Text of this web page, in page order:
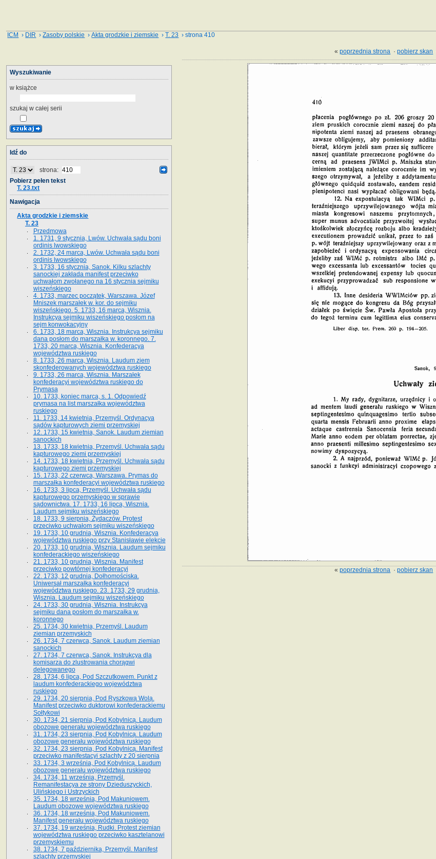
ICM › DIR ›Zasoby polskie ›Akta grodzkie i ziemskie ›T. 23 › strona 410
«poprzednia strona ·pobierz skan
«poprzednia strona ·pobierz skan
Wyszukiwanie
w książce
szukaj w całej serii
Idź do
strona:
Pobierz pełen tekst
T. 23.txt
Nawigacja
Akta grodzkie i ziemskie
T. 23
Przedmowa
1. 1731, 9 stycznia, Lwów. Uchwała sądu boni
ordinis lwowskiego
2. 1732, 24 marca, Lwów. Uchwała sądu boni
ordinis lwowskiego
3. 1733, 16 stycznia, Sanok. Kilku szlachty
sanockiej zakłada manifest przeciwko
uchwałom zwołanego na 16 stycz­nia sejmiku
wiszeńskiego
4. 1733, marzec początek, Warszawa. Józef
Mniszek marszałek w. kor. do sejmiku
wiszeńskiego. 5. 1733, 16 marca, Wisznia.
Instrukcya sejmiku wiszeńskiego posłom na
sejm konwokacyjny
6. 1733, 18 marca, Wisznia. Instrukcya sejmiku
dana posłom do marszałka w. koronnego. 7.
1733, 20 marca, Wisznia. Konfederacya
województwa ruskiego
8. 1733, 26 marca, Wisznia. Laudum ziem
skonfederowanych województwa ruskiego
9. 1733, 26 marca, Wisznia. Marszałek
konfederacyi województwa ruskiego do
Prymasa
10. 1733, koniec marca, s. 1. Odpowiedź
prymasa na list marszałka województwa
ruskiego
11. 1733, 14 kwietnia, Przemyśl. Ordynacya
sądów kapturowych ziemi przemyskiej
12. 1733, 15 kwietnia, Sanok. Laudum ziemian
sanockich
13. 1733, 18 kwietnia, Przemyśl. Uchwała sądu
kapturowego ziemi przemyskiej
14. 1733, 18 kwietnia, Przemyśl. Uchwała sądu
kapturowego ziemi przemyskiej
15. 1733, 22 czerwca, Warszawa. Prymas do
marszałka konfederacyi województwa ruskiego
16. 1733, 3 lipca, Przemyśl. Uchwała sądu
kapturowego przemyskiego w sprawie
sądownictwa. 17. 1733, 16 lipca, Wisznia.
Laudum sejmiku wiszeńskiego
18. 1733, 9 sierpnia, Żydaczów. Protest
przeciwko uchwałom sejmiku wiszeńskiego
19. 1733, 10 grudnia, Wisznia. Konfederacya
województwa ruskiego przy Stanisławie elekcie
20. 1733, 10 grudnia, Wisznia. Laudum sejmiku
konfederackiego wiszeńskiego
21. 1733, 10 grudnia, Wisznia. Manifest
przeciwko powtórnej konfederacyi
22. 1733, 12 grudnia, Dołhomościska.
Uniwersał marszałka konfederacyi
województwa ruskiego. 23. 1733, 29 grudnia,
Wisznia. Laudum sejmiku wiszeńskiego
24. 1733, 30 grudnia, Wisznia. Instrukcya
sejmiku dana posłom do marszałka w.
koronnego
25. 1734, 30 kwietnia, Przemyśl. Laudum
ziemian przemyskich
26. 1734, 7 czerwca, Sanok. Laudum ziemian
sanockich
27. 1734, 7 czerwca, Sanok. Instrukcya dla
komisarza do zlustrowania chorągwi
delegowanego
28. 1734, 6 lipca, Pod Szczutkowem. Punkt z
laudum konfederackiego województwa
ruskiego
29. 1734, 20 sierpnia, Pod Ryszkową Wolą.
Manifest przeciwko duktorowi konfederackiemu
Sołtykowi
30. 1734, 21 sierpnia, Pod Kobylnicą. Laudum
obozowe generału województwa ruskiego
31. 1734, 23 sierpnia, Pod Kobylnicą. Laudum
obozowe generału województwa ruskiego
32. 1734, 23 sierpnia, Pod Kobylnicą. Manifest
przeciwko manifestacyi szlachty z 20 sierpnia
33. 1734, 3 września, Pod Kobylnicą. Laudum
obozowe generału województwa ruskiego
34. 1734, 11 września, Przemyśl.
Remanifestacya ze strony Dzieduszyckich,
Ulińskiego i Ustrzyckich
35. 1734, 18 września, Pod Makuniowem.
Laudum obozowe województwa ruskiego
36. 1734, 18 września, Pod Makuniowem.
Manifest generału województwa ruskiego
37. 1734, 19 września, Rudki. Protest ziemian
województwa ruskiego przeciwko kasztelanowi
przemyskiemu
38. 1734, 7 października, Przemyśl. Manifest
szlachty przemyskiej